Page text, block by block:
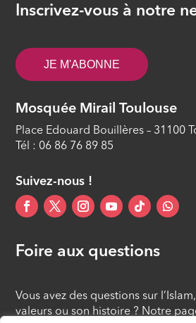
Inscrivez-vous à notre
JE M'ABONNE
Mosquée Mirail Toulouse
Place Edouard Bouillères – 31100
Tél : 06 86 76 89 85
Suivez-nous !
Foire aux questions
Vous avez des questions sur
valeurs ou son histoire ? Notre